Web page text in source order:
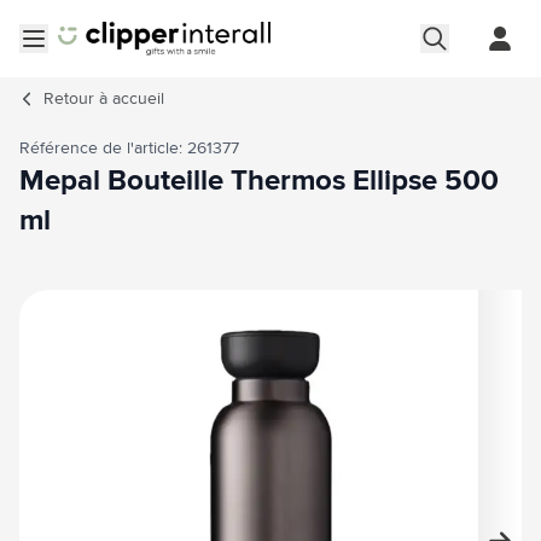
Retour à accueil
Référence de l'article: 261377
Mepal Bouteille Thermos Ellipse 500
ml